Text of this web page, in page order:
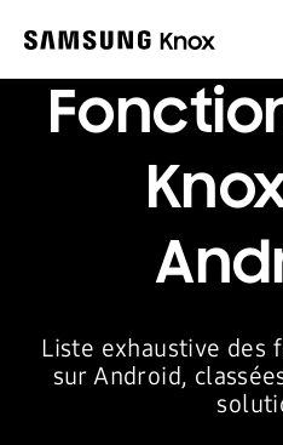
Liste exhaustive des
sur Android,